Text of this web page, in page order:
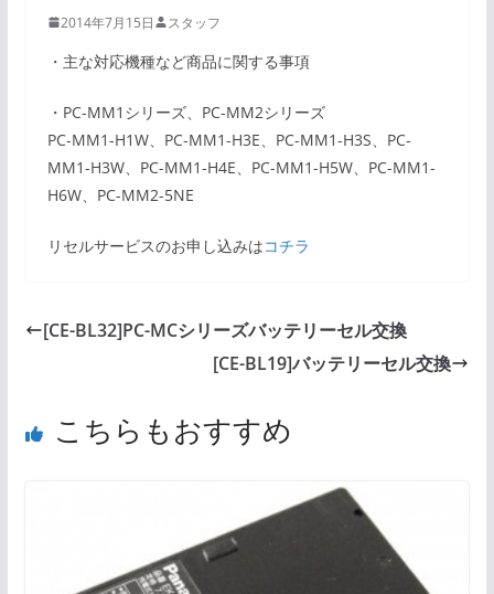
2014年7月15日 スタッフ
・主な対応機種など商品に関する事項
・PC-MM1シリーズ、PC-MM2シリーズ
PC-MM1-H1W、PC-MM1-H3E、PC-MM1-H3S、PC-
MM1-H3W、PC-MM1-H4E、PC-MM1-H5W、PC-MM1-
H6W、PC-MM2-5NE
リセルサービスのお申し込みはコチラ
[CE-BL32]PC-MCシリーズバッテリーセル交換
[CE-BL19]バッテリーセル交換
こちらもおすすめ